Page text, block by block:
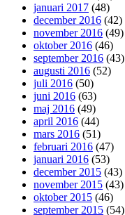
januari 2017 (48)
december 2016 (42)
november 2016 (49)
oktober 2016 (46)
september 2016 (43)
augusti 2016 (52)
juli 2016 (50)
juni 2016 (63)
maj 2016 (49)
april 2016 (44)
mars 2016 (51)
februari 2016 (47)
januari 2016 (53)
december 2015 (43)
november 2015 (43)
oktober 2015 (46)
september 2015 (54)